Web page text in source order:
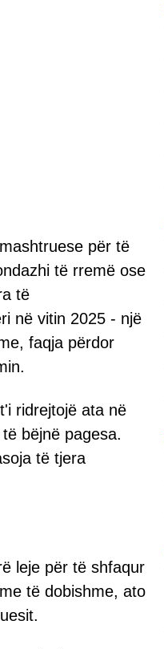
për të
të rremë ose
të
në vitin 2025 - një
faqja përdor
ridrejtojë ata në
bëjnë pagesa.
të tjera
leje për të shfaqur
të dobishme, ato